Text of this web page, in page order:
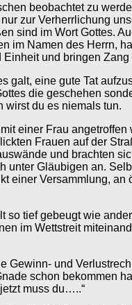
beobachtet zu
zur Verherrlichung
sind im Wort Gottes.
im Namen des Herrn,
und bringen Zang
galt, eine gute Tat
die geschehen
wirst du es niemals tun.
einer Frau
Frauen auf der
und brachten
Gläubigen an.
einer Versammlung,
so tief gebeugt wie
im Wettstreit
und
schon bekommen
muss du…..“